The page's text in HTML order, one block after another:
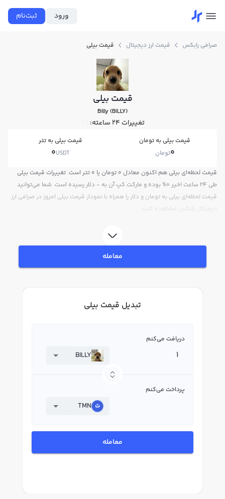
ورود ثبت‌نام
صرافی رابکس قیمت ارز دیجیتال قیمت بیلی
قیمت بیلی
Billy (BILLY)
تغییرات ۲۴ ساعته: 0%
قیمت بیلی به تومان
0تومان
قیمت بیلی به تتر
0USDT
قیمت لحظه‌ای بیلی هم اکنون معادل 0 تومان یا 0 تتر است. تغییرات قیمت بیلی
طی 24 ساعت اخیر 0% بوده و مارکت کپ آن به - دلار رسیده است. شما می‌توانید
قیمت لحظه‌ای بیلی به تومان و دلار را همراه با نمودار قیمت بیلی امروز در صرافی ارز
دیجیتال رابکس مشاهده کنید.
معامله
تبدیل قیمت بیلی
دریافت می‌کنم
BILLY
پرداخت می‌کنم
TMN
معامله